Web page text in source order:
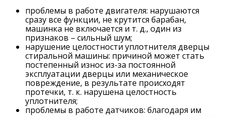
проблемы в работе двигателя: нарушаются
сразу все функции, не крутится барабан,
машинка не включается и т. д., один из
признаков – сильный шум;
нарушение целостности уплотнителя дверцы
стиральной машины: причиной может стать
постепенный износ из-за постоянной
эксплуатации дверцы или механическое
повреждение, в результате происходят
протечки, т. к. нарушена целостность
уплотнителя;
проблемы в работе датчиков: благодаря им